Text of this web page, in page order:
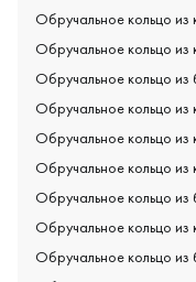
Обручальное кольцо
Обручальное кольцо
Обручальное кольцо
Обручальное кольцо
Обручальное кольцо
Обручальное кольцо
Обручальное кольцо
Обручальное кольцо
Обручальное кольцо